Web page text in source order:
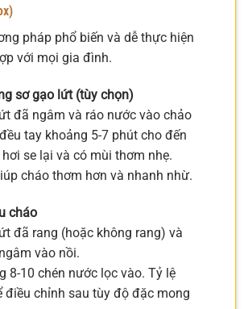
pháp phổ biến và dễ thực hiện
với mọi gia đình.
sơ gạo lứt (tùy chọn)
đã ngâm và ráo nước vào chảo
tay khoảng 5-7 phút cho đến
se lại và có mùi thơm nhẹ.
cháo thơm hơn và nhanh nhừ.
cháo
đã rang (hoặc không rang) và
vào nồi.
8-10 chén nước lọc vào. Tỷ lệ
điều chỉnh sau tùy độ đặc mong